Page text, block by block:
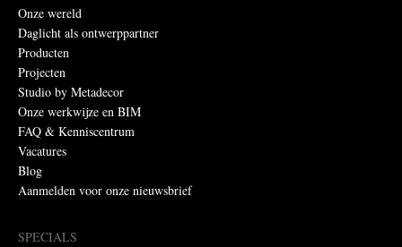
Onze wereld
Daglicht als ontwerppartner
Producten
Projecten
Studio by Metadecor
Onze werkwijze en BIM
FAQ & Kenniscentrum
Vacatures
Blog
Aanmelden voor onze nieuwsbrief
SPECIALS